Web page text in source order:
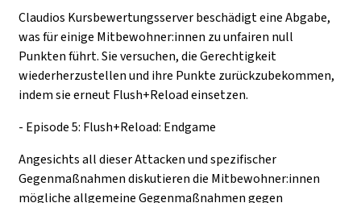
Claudios Kursbewertungsserver beschädigt eine Abgabe,
was für einige Mitbewohner:innen zu unfairen null
Punkten führt. Sie versuchen, die Gerechtigkeit
wiederherzustellen und ihre Punkte zurückzubekommen,
indem sie erneut Flush+Reload einsetzen.
- Episode 5: Flush+Reload: Endgame
Angesichts all dieser Attacken und spezifischer
Gegenmaßnahmen diskutieren die Mitbewohner:innen
mögliche allgemeine Gegenmaßnahmen gegen